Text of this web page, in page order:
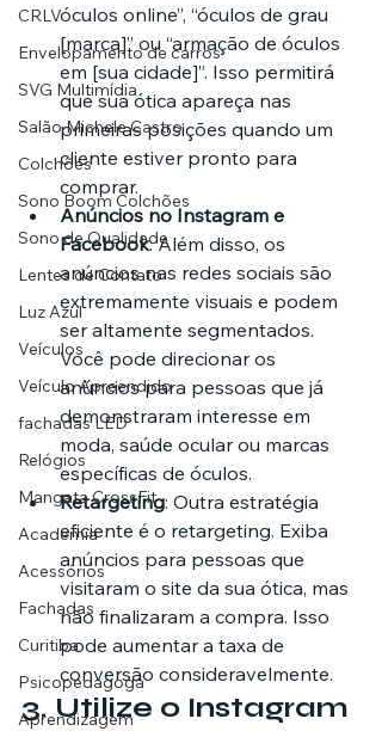
CRLV
Envelopamento de carros
SVG Multimídia
Salão Michele Castro
Colchões
Sono Boom Colchões
Sono de Qualidade
Lentes de Contato
Luz Azul
Veículos
Veículo Apreendido
fachadas LED
Relógios
Mangata CrossFit
Academia
Acessórios
Fachadas
Curitiba
Psicopedagoga
Aprendizagem
óculos online”, “óculos de grau
[marca]” ou “armação de óculos
em [sua cidade]”. Isso permitirá
que sua ótica apareça nas
primeiras posições quando um
cliente estiver pronto para
comprar.
Anúncios no Instagram e
Facebook: Além disso, os
anúncios nas redes sociais são
extremamente visuais e podem
ser altamente segmentados.
Você pode direcionar os
anúncios para pessoas que já
demonstraram interesse em
moda, saúde ocular ou marcas
específicas de óculos.
Retargeting: Outra estratégia
eficiente é o retargeting. Exiba
anúncios para pessoas que
visitaram o site da sua ótica, mas
não finalizaram a compra. Isso
pode aumentar a taxa de
conversão consideravelmente.
3. Utilize o Instagram